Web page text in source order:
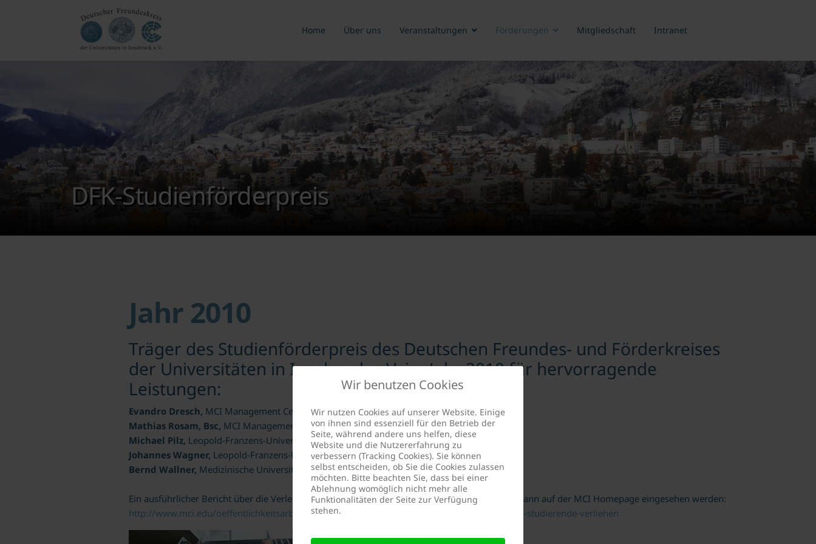
Home Über uns Veranstaltungen Förderungen Mitgliedschaft Intranet
DFK-Studienförderpreis
Jahr 2010
Träger des Studienförderpreis des Deutschen Freundes- und Förderkreises
der Universitäten in Innsbruck e.V. im Jahr 2010 für hervorragende
Leistungen:
Evandro Dresch, MCI Management Center Innsbruck
Mathias Rosam, Bsc, MCI Management Center Innsbruck
Michael Pilz, Leopold-Franzens-Universität Innsbruck
Johannes Wagner, Leopold-Franzens-Universität Innsbruck
Bernd Wallner, Medizinische Universität Innsbruck
Ein ausführlicher Bericht über die Verleihung und die Leistungen der einzelnen Studierenden kann auf der MCI Homepage eingesehen werden:
http://www.mci.edu/oeffentlichkeitsarbeit/presse-2010/dfk-studienfoerderpreis-an-engagierte-studierende-verliehen
Wir benutzen Cookies
Wir nutzen Cookies auf unserer Website. Einige
von ihnen sind essenziell für den Betrieb der
Seite, während andere uns helfen, diese
Website und die Nutzererfahrung zu
verbessern (Tracking Cookies). Sie können
selbst entscheiden, ob Sie die Cookies zulassen
möchten. Bitte beachten Sie, dass bei einer
Ablehnung womöglich nicht mehr alle
Funktionalitäten der Seite zur Verfügung
stehen.